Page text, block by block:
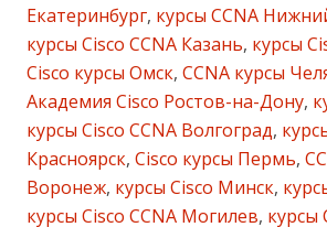
Екатеринбург, курсы CCNA
курсы Cisco CCNA Казань, курсы
Cisco курсы Омск, CCNA курсы
Академия Cisco Ростов-на-Дону,
курсы Cisco CCNA Волгоград,
Красноярск, Cisco курсы Пермь,
Воронеж, курсы Cisco Минск,
курсы Cisco CCNA Могилев, курсы